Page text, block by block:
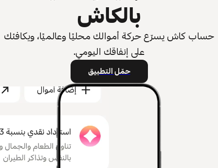
بالكاش
حساب كاش يسرّع حركة أموالك محليًا وعالميًا، ويكافئك
على إنفاقك اليومي.
حمّل التطبيق